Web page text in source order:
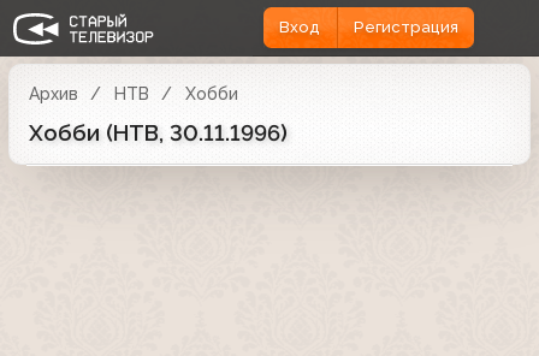
Вход Регистрация
Архив НТВ Хобби
Хобби (НТВ, 30.11.1996)